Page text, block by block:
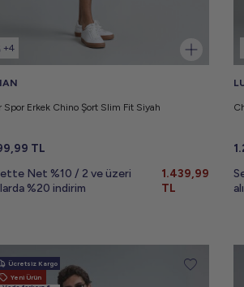
+4
Spor Erkek Chino Şort Slim Fit Siyah
TL
Net %10 / 2 ve üzeri
%20 indirim
1.439,99
TL
Ücretsiz Kargo
Yeni Ürün